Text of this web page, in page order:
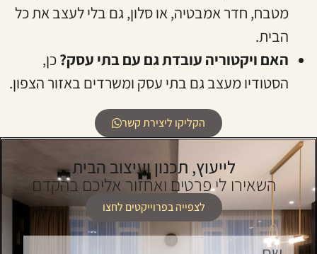
מטבח, חדר אמבטיה, או סלון, גם בלי לעצב את כל
הבית.
האם ויקטוריה עובדת גם עם בתי עסק?כן,
הסטודיו מעצב גם בתי עסק ומשרדים באזור הצפון.
הקליקו ליצירת קשר
לייעוץ, תכנון ועיצוב הבית
השאירו לי פרטים ואחזור אליכם בהקדם
לצפייה בפרוייקטים לחצו